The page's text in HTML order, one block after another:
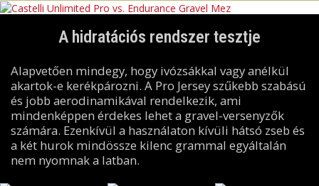
A hidratációs rendszer tesztje
Alapvetően mindegy, hogy ivózsákkal vagy anélkül
akartok-e kerékpározni. A Pro Jersey szűkebb szabású
és jobb aerodinamikával rendelkezik, ami
mindenképpen érdekes lehet a gravel-versenyzők
számára. Ezenkívül a használaton kívüli hátsó zseb és
a két hurok mindössze kilenc grammal egyáltalán
nem nyomnak a latban.